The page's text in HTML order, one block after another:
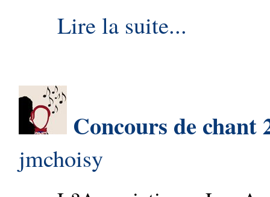
Lire la suite...
Concours de chant
jmchoisy